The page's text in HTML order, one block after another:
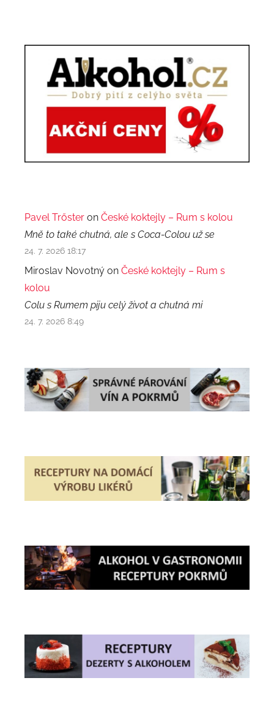
Pavel Trőster on České koktejly – Rum s kolou
Mně to také chutná, ale s Coca-Colou už se
24. 7. 2026 18:17
Miroslav Novotný on České koktejly – Rum s
kolou
Colu s Rumem piju celý život a chutná mi
24. 7. 2026 8:49